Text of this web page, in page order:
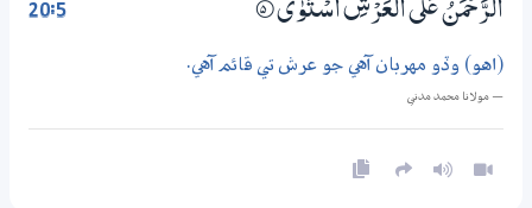
20:5 اَلرَّحْمَنُ عَلَي الْعَرْشِ اسْتَوٰى 5‏۝
(اهو) وڏو مهربان آهي جو عرش تي قائم آهي.
— مولانا محمد مدني